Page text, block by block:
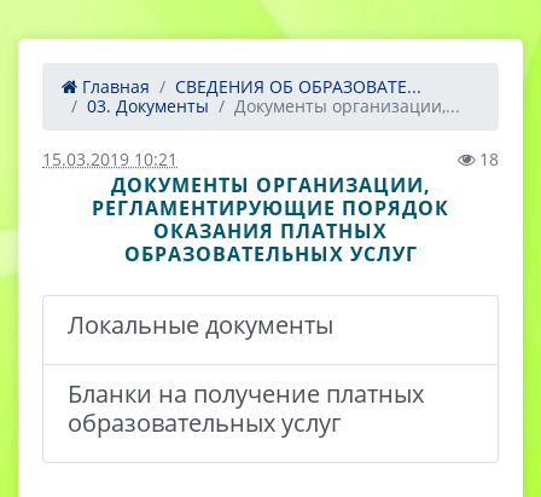
Главная
СВЕДЕНИЯ ОБ ОБРАЗОВАТЕ...
03. Документы
Документы организации,...
15.03.2019 10:21 18
ДОКУМЕНТЫ ОРГАНИЗАЦИИ,
РЕГЛАМЕНТИРУЮЩИЕ ПОРЯДОК
ОКАЗАНИЯ ПЛАТНЫХ
ОБРАЗОВАТЕЛЬНЫХ УСЛУГ
Локальные документы
Бланки на получение платных
образовательных услуг